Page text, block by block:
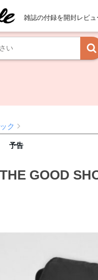
雑誌の付録を開封レビ
ク
予告
THE GOOD